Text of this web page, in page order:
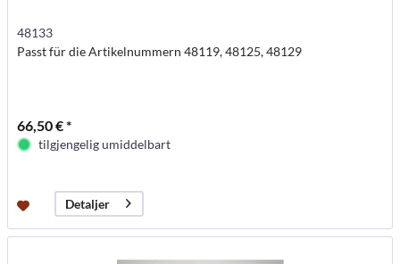
48133
Passt für die Artikelnummern 48119, 48125, 48129
66,50 € *
tilgjengelig umiddelbart
Detaljer